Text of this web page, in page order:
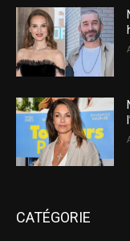
CATÉGORIE